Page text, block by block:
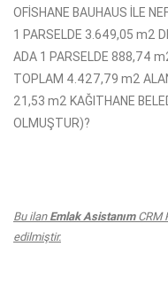
OFİSHANE BAUHAUS İLE
1 PARSELDE 3.649,05 m2
ADA 1 PARSELDE 888,74
TOPLAM 4.427,79 m2
21,53 m2 KAĞITHANE
OLMUŞTUR)?
Bu ilanEmlak AsistanımCRM
edilmiştir.